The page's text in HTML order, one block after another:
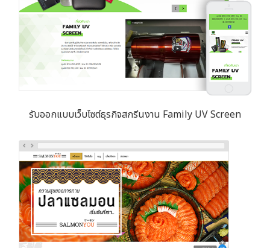
รับออกแบบเว็บไซต์ธุรกิจสกรีนงาน Family UV Screen